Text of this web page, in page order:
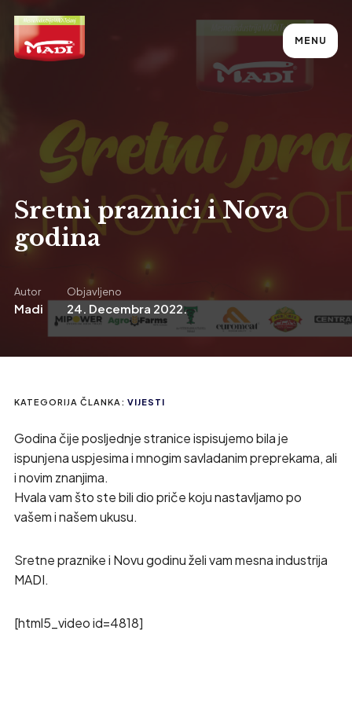
MENU
Sretni praznici i Nova
godina
Autor
Madi
Objavljeno
24. Decembra 2022.
KATEGORIJA ČLANKA: VIJESTI
Godina čije posljednje stranice ispisujemo bila je
ispunjena uspjesima i mnogim savladanim preprekama, ali
i novim znanjima.
Hvala vam što ste bili dio priče koju nastavljamo po
vašem i našem ukusu.
Sretne praznike i Novu godinu želi vam mesna industrija
MADI.
[html5_video id=4818]